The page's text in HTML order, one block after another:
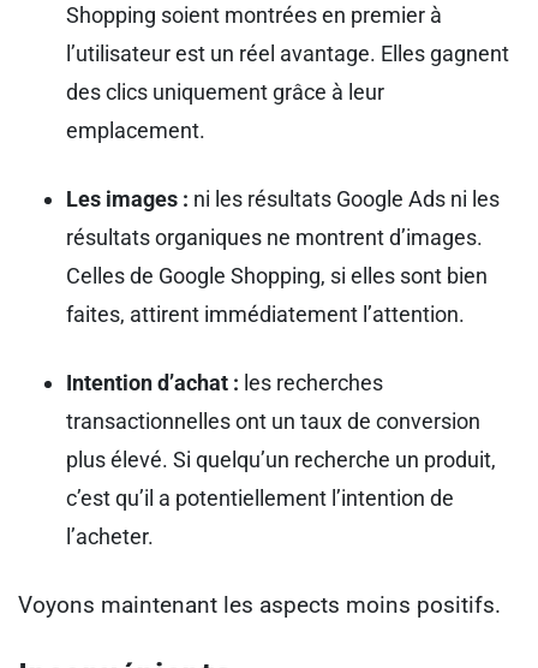
Shopping soient montrées en premier à
l’utilisateur est un réel avantage. Elles gagnent
des clics uniquement grâce à leur
emplacement.
Les images : ni les résultats Google Ads ni les
résultats organiques ne montrent d’images.
Celles de Google Shopping, si elles sont bien
faites, attirent immédiatement l’attention.
Intention d’achat : les recherches
transactionnelles ont un taux de conversion
plus élevé. Si quelqu’un recherche un produit,
c’est qu’il a potentiellement l’intention de
l’acheter.
Voyons maintenant les aspects moins positifs.